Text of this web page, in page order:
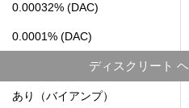
0.00032% (DAC)
0.0001% (DAC)
ディスクリート
あり（バイアンプ）